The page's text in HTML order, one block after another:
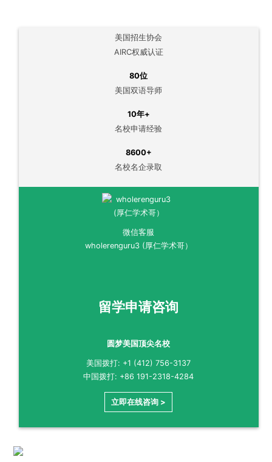
美国招生协会
AIRC权威认证
80位
美国双语导师
10年+
名校申请经验
8600+
名校名企录取
微信客服
wholerenguru3 (厚仁学术哥）
留学申请咨询
圆梦美国顶尖名校
美国拨打: +1 (412) 756-3137
中国拨打: +86 191-2318-4284
立即在线咨询 >